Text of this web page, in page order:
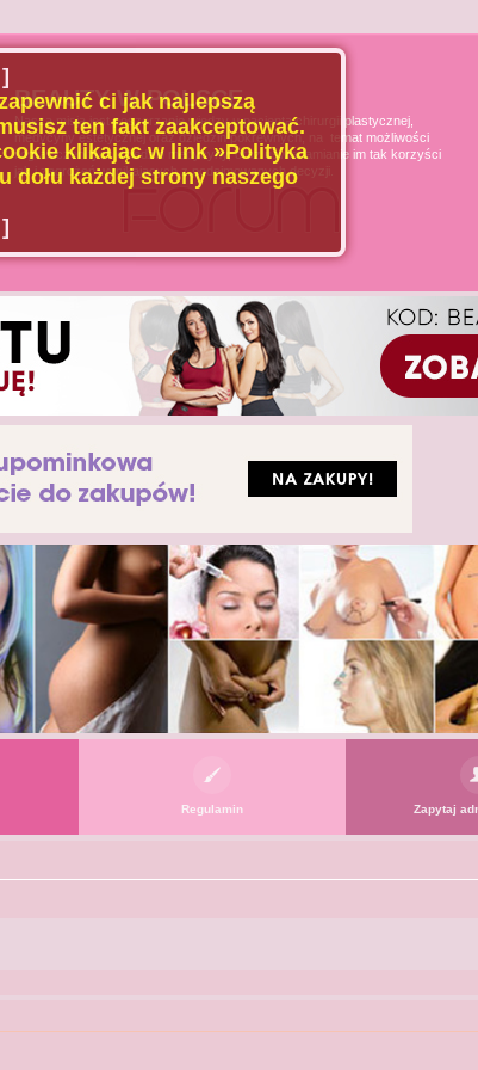
BEAUTY W POLSCE
Naszą misją jest poszerzanie wiedzy u pacjenta chirurgii plastycznej,
medycyny estetycznej oraz dziedzin pokrewnych, na temat możliwości
i ograniczeń tych dziedzin medycyny, oraz uświadamianie im tak korzyści
jak i zagrożeń wynikających z podejmowanych decyzji.
Regulamin Zapytaj
ci jak najlepszą
ten fakt zaakceptować.
klikając w link »Polityka
dołu każdej strony naszego